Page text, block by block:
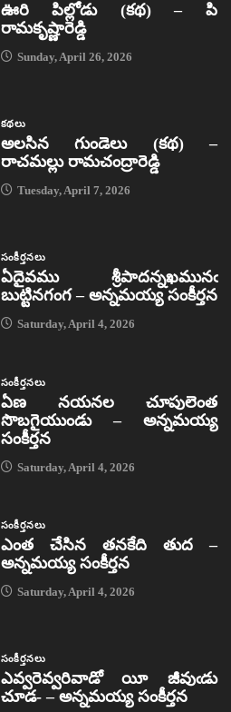
ఊరి పిల్లోడు (కథ) – పి
రామకృష్ణారెడ్డి
Sunday, April 26, 2026
కథలు
అలసిన గుండెలు (కథ) –
రాచమల్లు రామచంద్రారెడ్డి
Tuesday, April 7, 2026
సంకీర్తనలు
ఏదైవము శ్రీపాదన్నఖమునఁ
బుట్టినగంగ – అన్నమయ్య సంకీర్తన
Saturday, April 4, 2026
సంకీర్తనలు
ఏణ నయనల చూపులెంత
సొబగైయుండు – అన్నమయ్య
సంకీర్తన
Saturday, April 4, 2026
సంకీర్తనలు
ఎంత చేసిన తనకేది తుద –
అన్నమయ్య సంకీర్తన
Saturday, April 4, 2026
సంకీర్తనలు
ఎవ్వరెవ్వరివాడో యీ జీవుఁడు
చూడ- – అన్నమయ్య సంకీర్తన